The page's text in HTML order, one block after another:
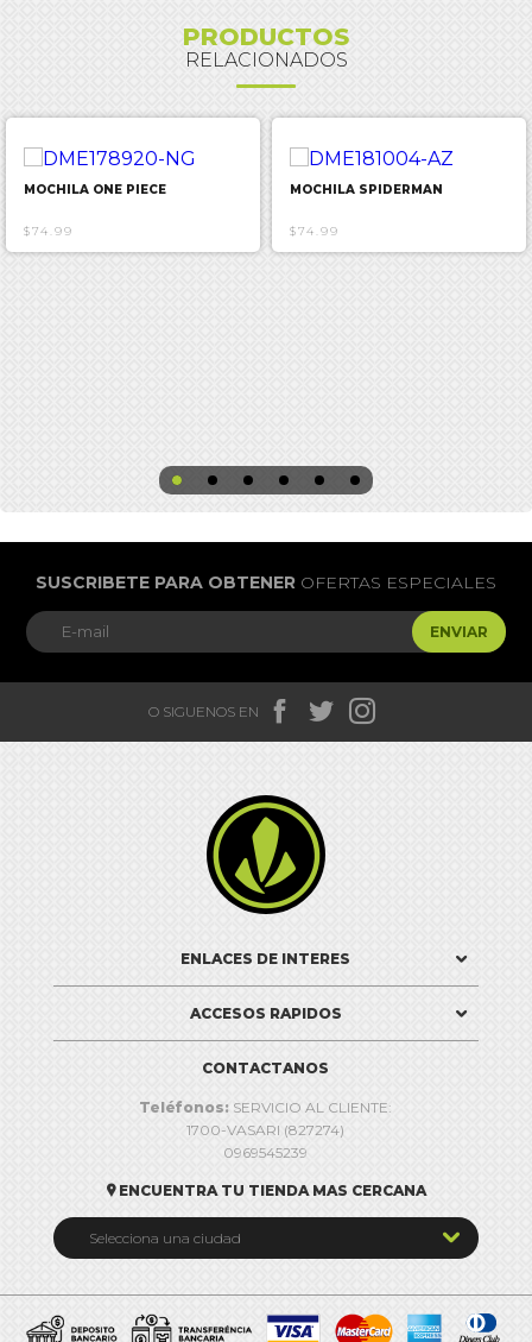
PRODUCTOS
RELACIONADOS
MOCHILA ONE PIECE
$74.99
MOCHILA SPIDERMAN
$74.99
SUSCRIBETE PARA OBTENER OFERTAS ESPECIALES
ENVIAR
O SIGUENOS EN   

ENLACES DE INTERES
ACCESOS RAPIDOS
CONTACTANOS
Teléfonos: SERVICIO AL CLIENTE:
1700-VASARI (827274)
0969545239
 ENCUENTRA TU TIENDA MAS CERCANA
Selecciona una ciudad 
Cuenca